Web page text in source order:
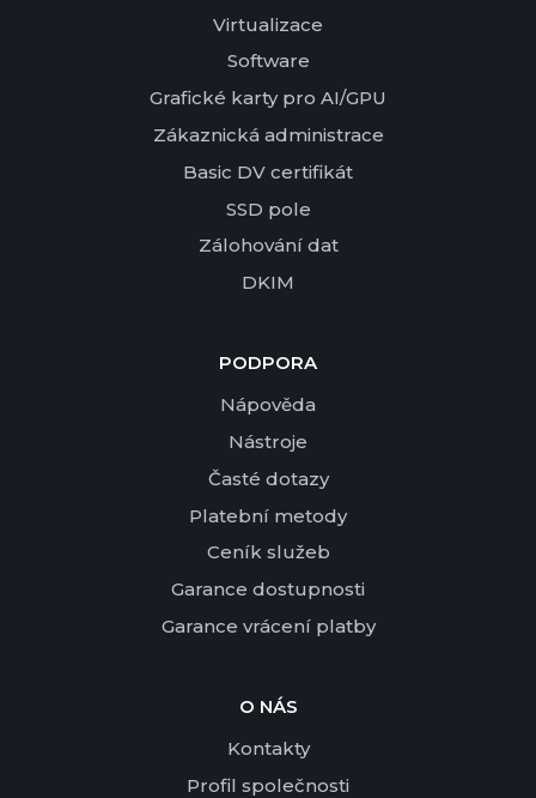
Virtualizace
Software
Grafické karty pro AI/GPU
Zákaznická administrace
Basic DV certifikát
SSD pole
Zálohování dat
DKIM
PODPORA
Nápověda
Nástroje
Časté dotazy
Platební metody
Ceník služeb
Garance dostupnosti
Garance vrácení platby
O NÁS
Kontakty
Profil společnosti